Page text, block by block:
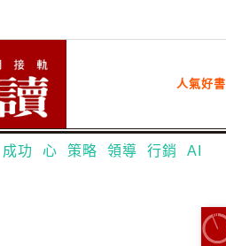
人氣好書
成功 心 策略 領導 行銷 AI